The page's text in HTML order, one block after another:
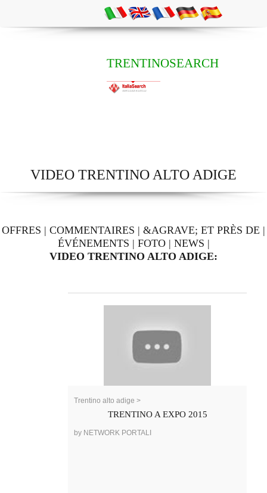
TRENTINOSEARCH
VIDEO TRENTINO ALTO ADIGE
OFFRES | COMMENTAIRES | &AGRAVE; ET PRÈS DE |
ÉVÉNEMENTS | FOTO| NEWS |
VIDEO TRENTINO ALTO ADIGE:
Trentino alto adige >
TRENTINO A EXPO 2015
by NETWORK PORTALI